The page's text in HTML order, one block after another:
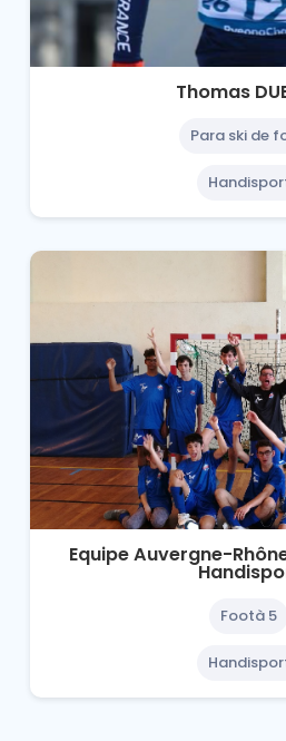
Thomas
Para ski de
Equipe Auvergne-
Footà 5